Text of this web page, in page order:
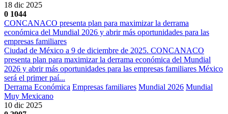
18 dic 2025
0 1044
CONCANACO presenta plan para maximizar la derrama
económica del Mundial 2026 y abrir más oportunidades para las
empresas familiares
Ciudad de México a 9 de diciembre de 2025. CONCANACO
presenta plan para maximizar la derrama económica del Mundial
2026 y abrir más oportunidades para las empresas familiares México
será el primer paí...
Derrama Económica Empresas familiares Mundial 2026 Mundial
Muy Mexicano
10 dic 2025